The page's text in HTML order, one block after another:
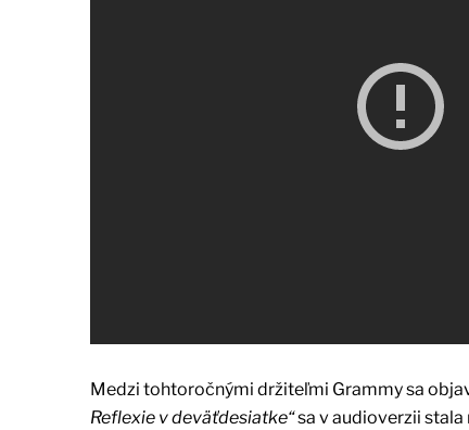
Medzi tohtoročnými držiteľmi Grammy sa
Reflexie v deväťdesiatke“sa v audioverzii